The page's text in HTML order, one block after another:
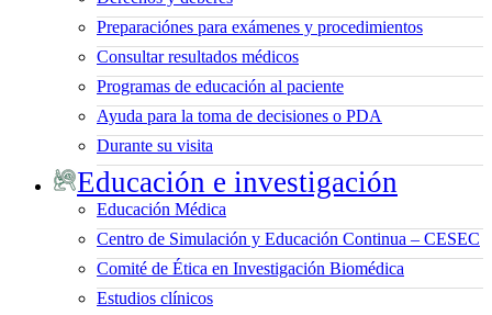
Preparaciónes para exámenes y procedimientos
Consultar resultados médicos
Programas de educación al paciente
Ayuda para la toma de decisiones o PDA
Durante su visita
Educación e investigación
Educación Médica
Centro de Simulación y Educación Continua – CESEC
Comité de Ética en Investigación Biomédica
Estudios clínicos